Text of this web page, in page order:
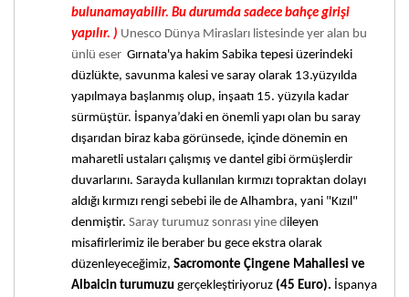
bulunamayabilir. Bu durumda sadece bahçe girişi
yapılır. ) Unesco Dünya Mirasları listesinde yer alan bu
ünlü eser Gırnata'ya hakim Sabika tepesi üzerindeki
düzlükte, savunma kalesi ve saray olarak 13.yüzyılda
yapılmaya başlanmış olup, inşaatı 15. yüzyıla kadar
sürmüştür. İspanya’daki en önemli yapı olan bu saray
dışarıdan biraz kaba görünsede, içinde dönemin en
maharetli ustaları çalışmış ve dantel gibi örmüşlerdir
duvarlarını. Sarayda kullanılan kırmızı topraktan dolayı
aldığı kırmızı rengi sebebi ile de Alhambra, yani "Kızıl"
denmiştir. Saray turumuz sonrası yine dileyen
misafirlerimiz ile beraber bu gece ekstra olarak
düzenleyeceğimiz, Sacromonte Çingene Mahallesi ve
Albaicin turumuzu gerçekleştiriyoruz (45 Euro). İspanya